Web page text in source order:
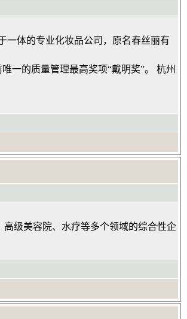
一体的专业化妆品公司，原名春丝丽有
的质量管理最高奖项“戴明奖”。 杭州
级美容院、水疗等多个领域的综合性企